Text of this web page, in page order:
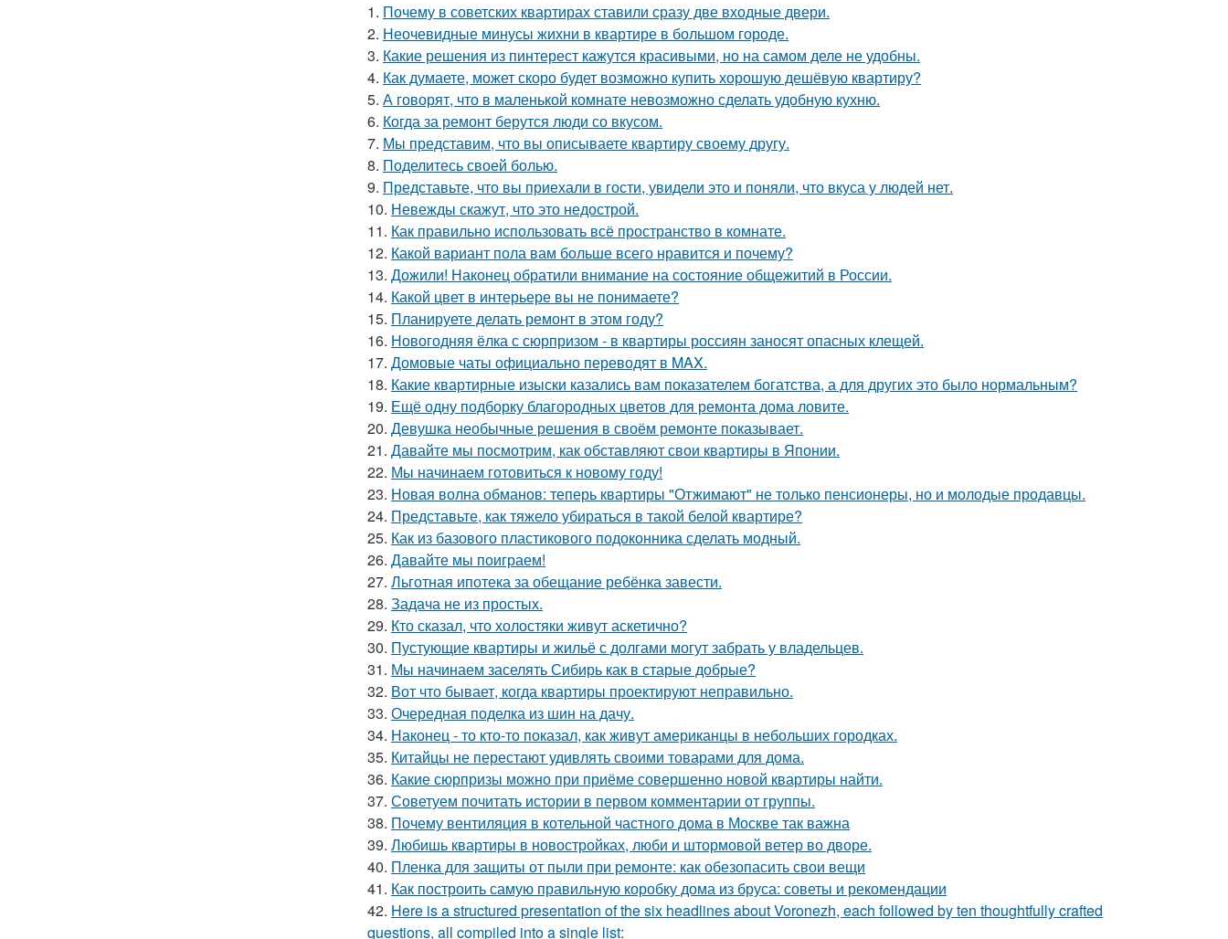
1. Почему в советских квартирах ставили сразу две входные двери.
2. Неочевидные минусы жихни в квартире в большом городе.
3. Какие решения из пинтерест кажутся красивыми, но на самом деле не удобны.
4. Как думаете, может скоро будет возможно купить хорошую дешёвую квартиру?
5. А говорят, что в маленькой комнате невозможно сделать удобную кухню.
6. Когда за ремонт берутся люди со вкусом.
7. Мы представим, что вы описываете квартиру своему другу.
8. Поделитесь своей болью.
9. Представьте, что вы приехали в гости, увидели это и поняли, что вкуса у людей нет.
10. Невежды скажут, что это недострой.
11. Как правильно использовать всё пространство в комнате.
12. Какой вариант пола вам больше всего нравится и почему?
13. Дожили! Наконец обратили внимание на состояние общежитий в России.
14. Какой цвет в интерьере вы не понимаете?
15. Планируете делать ремонт в этом году?
16. Новогодняя ёлка с сюрпризом - в квартиры россиян заносят опасных клещей.
17. Домовые чаты официально переводят в MAX.
18. Какие квартирные изыски казались вам показателем богатства, а для других это было нормальным?
19. Ещё одну подборку благородных цветов для ремонта дома ловите.
20. Девушка необычные решения в своём ремонте показывает.
21. Давайте мы посмотрим, как обставляют свои квартиры в Японии.
22. Мы начинаем готовиться к новому году!
23. Новая волна обманов: теперь квартиры "Отжимают" не только пенсионеры, но и молодые продавцы.
24. Представьте, как тяжело убираться в такой белой квартире?
25. Как из базового пластикового подоконника сделать модный.
26. Давайте мы поиграем!
27. Льготная ипотека за обещание ребёнка завести.
28. Задача не из простых.
29. Кто сказал, что холостяки живут аскетично?
30. Пустующие квартиры и жильё с долгами могут забрать у владельцев.
31. Мы начинаем заселять Сибирь как в старые добрые?
32. Вот что бывает, когда квартиры проектируют неправильно.
33. Очередная поделка из шин на дачу.
34. Наконец - то кто-то показал, как живут американцы в небольших городках.
35. Китайцы не перестают удивлять своими товарами для дома.
36. Какие сюрпризы можно при приёме совершенно новой квартиры найти.
37. Советуем почитать истории в первом комментарии от группы.
38. Почему вентиляция в котельной частного дома в Москве так важна
39. Любишь квартиры в новостройках, люби и штормовой ветер во дворе.
40. Пленка для защиты от пыли при ремонте: как обезопасить свои вещи
41. Как построить самую правильную коробку дома из бруса: советы и рекомендации
42. Here is a structured presentation of the six headlines about Voronezh, each followed by ten thoughtfully crafted
questions, all compiled into a single list: